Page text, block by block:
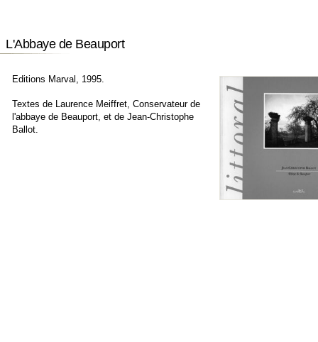
L'Abbaye de Beauport
Editions Marval, 1995.
Textes de Laurence Meiffret, Conservateur de
l'abbaye de Beauport, et de Jean-Christophe
Ballot.